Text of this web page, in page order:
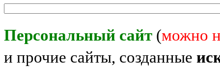
Персональный сайт (можно
и прочие сайты, созданные